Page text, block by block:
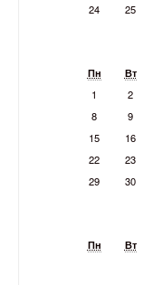
24
25
Пн Вт
1
2
8
9
15
16
22
23
29
30
Пн Вт